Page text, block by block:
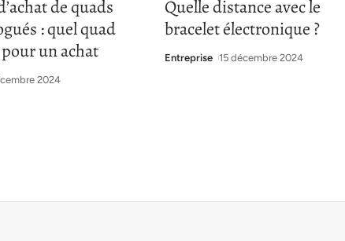
de quads
: quel quad
un achat
2024
Quelle distance avec le
bracelet électronique ?
Entreprise 15 décembre 2024